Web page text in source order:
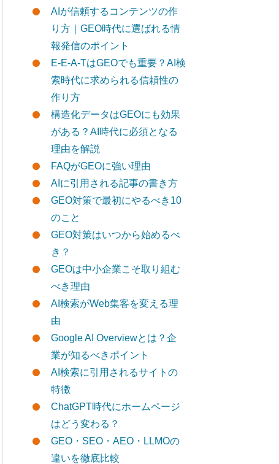
AIが信頼するコンテンツの作
り方｜GEO時代に選ばれる情
報発信のポイント
E-E-A-TはGEOでも重要？AI検
索時代に求められる信頼性の
作り方
構造化データはGEOにも効果
がある？AI時代に必須となる
理由を解説
FAQがGEOに強い理由
AIに引用される記事の書き方
GEO対策で最初にやるべき10
のこと
GEO対策はいつから始めるべ
き？
GEOは中小企業こそ取り組む
べき理由
AI検索がWeb集客を変える理
由
Google AI Overviewとは？企
業が知るべきポイント
AI検索に引用されるサイトの
特徴
ChatGPT時代にホームページ
はどう変わる？
GEO・SEO・AEO・LLMOの
違いを徹底比較